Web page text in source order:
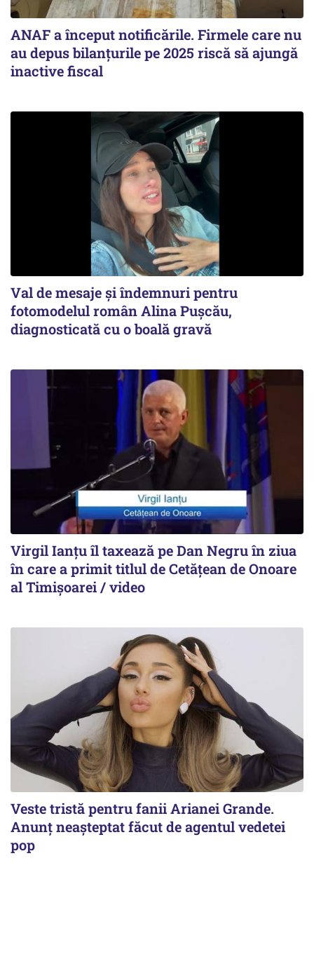
ANAF a început notificările. Firmele care nu
au depus bilanțurile pe 2025 riscă să ajungă
inactive fiscal
Val de mesaje și îndemnuri pentru
fotomodelul român Alina Pușcău,
diagnosticată cu o boală gravă
Virgil Ianțu îl taxează pe Dan Negru în ziua
în care a primit titlul de Cetățean de Onoare
al Timișoarei / video
Veste tristă pentru fanii Arianei Grande.
Anunț neașteptat făcut de agentul vedetei
pop